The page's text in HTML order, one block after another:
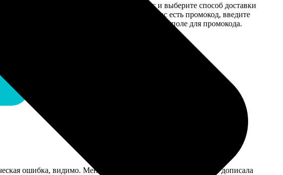
с трек-номером для
Введите адрес и выберите способ доставки
заказа. Если у вас есть промокод, введите
его в специальное поле для промокода.
ошибка, видимо. Менять не стала, просто август от руки дописала